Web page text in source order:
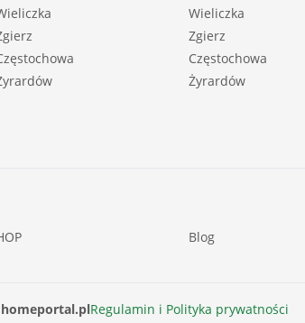
|
|
|
silikat |
|
Wieliczka
Zgierz
Częstochowa
Żyrardów
Blog
homeportal.plRegulamin i Polityka prywatności